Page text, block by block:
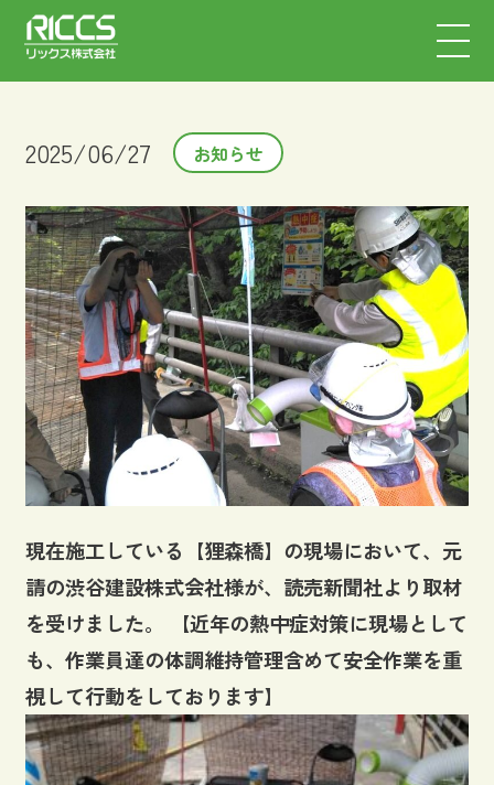
2025/06/27 お知らせ
現在施工している【狸森橋】の現場において、元
請の渋谷建設株式会社様が、読売新聞社より取材
を受けました。 【近年の熱中症対策に現場として
も、作業員達の体調維持管理含めて安全作業を重
視して行動をしております】